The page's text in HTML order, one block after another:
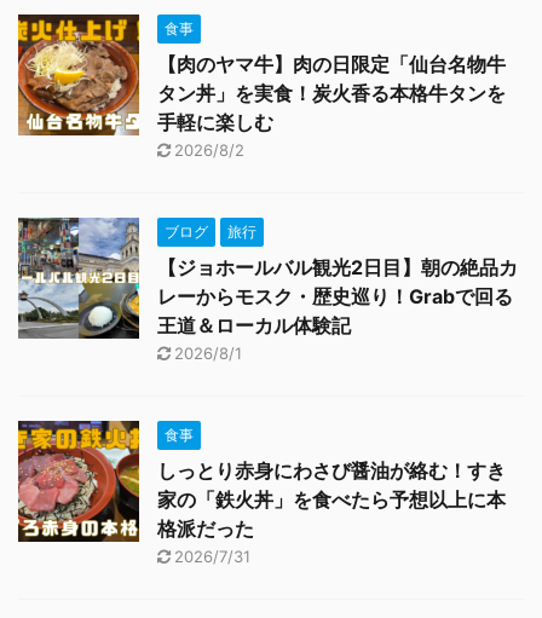
食事
【肉のヤマ牛】肉の日限定「仙台名物牛
タン丼」を実食！炭火香る本格牛タンを
手軽に楽しむ
2026/8/2
ブログ 旅行
【ジョホールバル観光2日目】朝の絶品カ
レーからモスク・歴史巡り！Grabで回る
王道＆ローカル体験記
2026/8/1
食事
しっとり赤身にわさび醤油が絡む！すき
家の「鉄火丼」を食べたら予想以上に本
格派だった
2026/7/31